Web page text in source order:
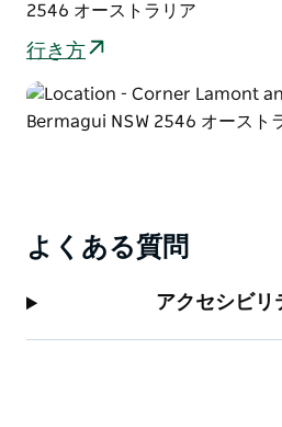
2546 オーストラリア
行き方
よくある質問
アクセシビリ